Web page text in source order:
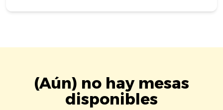
(Aún) no hay mesas
disponibles